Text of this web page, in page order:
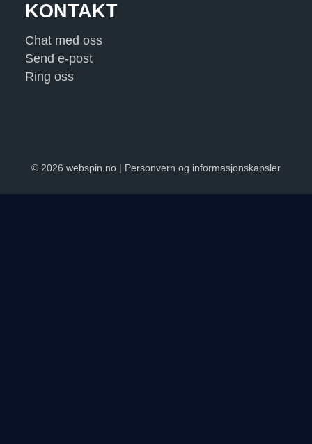
KONTAKT
Chat med oss
Send e-post
Ring oss
© 2026 webspin.no | Personvern og informasjonskapsler